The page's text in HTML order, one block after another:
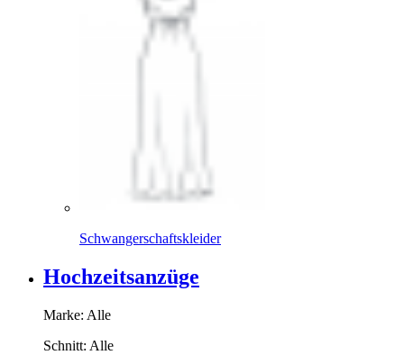
Schwangerschaftskleider
Hochzeitsanzüge
Marke: Alle
Schnitt: Alle